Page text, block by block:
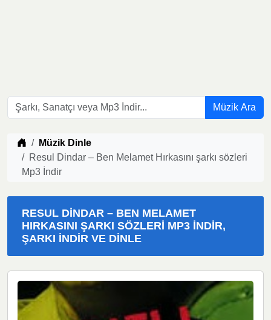
Müzik Ara
Müzik indir
Müzik Dinle
Resul Dindar – Ben Melamet Hırkasını şarkı sözleri
Mp3 İndir
RESUL DINDAR – BEN MELAMET
HIRKASINI ŞARKI SÖZLERI MP3 İNDIR,
ŞARKI İNDIR VE DINLE